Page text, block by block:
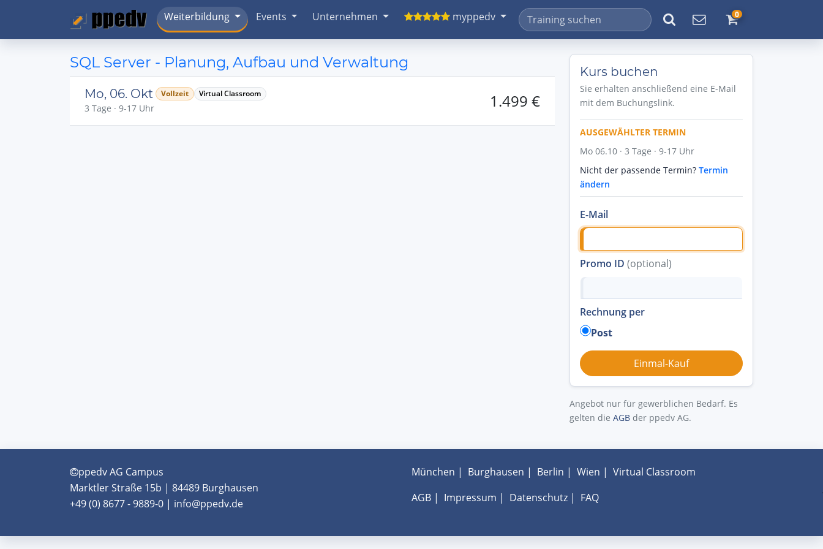
Weiterbildung Events Unternehmen myppedv 0
SQL Server - Planung, Aufbau und Verwaltung
Mo, 06. Okt Vollzeit Virtual Classroom
3 Tage · 9-17 Uhr 1.499 €
Kurs buchen
Sie erhalten anschließend eine E-Mail
mit dem Buchungslink.
AUSGEWÄHLTER TERMIN
Mo 06.10 · 3 Tage · 9-17 Uhr
Nicht der passende Termin? Termin
ändern
E-Mail
Promo ID (optional)
Rechnung per
Post
Angebot nur für gewerblichen Bedarf. Es
gelten die AGB der ppedv AG.
ppedv AG Campus
Marktler Straße 15b | 84489 Burghausen
+49 (0) 8677 - 9889-0 | info@ppedv.de
München | Burghausen | Berlin | Wien | Virtual Classroom
AGB| Impressum | Datenschutz| FAQ